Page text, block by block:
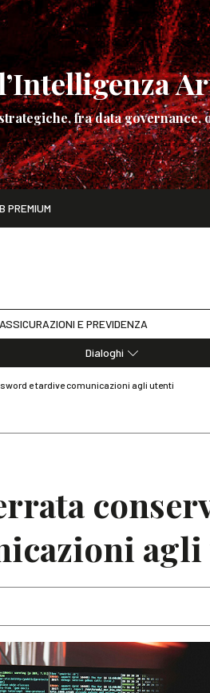
fra data
settembre
PREMIUM
sito
ASSICURAZIONI E PREVIDENZA
Dialoghi
e tardive comunicazioni agli utenti